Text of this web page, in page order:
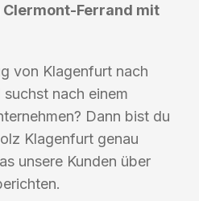
Ferrand mit
von Klagenfurt nach
nach einem
Dann bist du
Klagenfurt genau
unsere Kunden über